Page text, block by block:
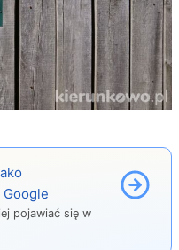
pojawiać się w